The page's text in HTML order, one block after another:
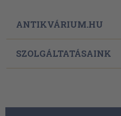
ANTIKVÁRIUM.HU
SZOLGÁLTATÁSAINK